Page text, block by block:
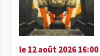
le 12 août 2026 16:00